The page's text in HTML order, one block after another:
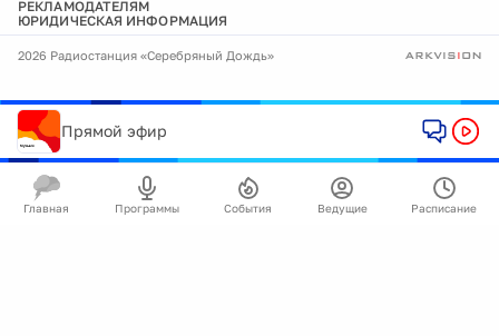
РЕКЛАМОДАТЕЛЯМ
ЮРИДИЧЕСКАЯ ИНФОРМАЦИЯ
2026 Радиостанция «Серебряный Дождь»
Прямой эфир
Главная Программы События Ведущие Расписание